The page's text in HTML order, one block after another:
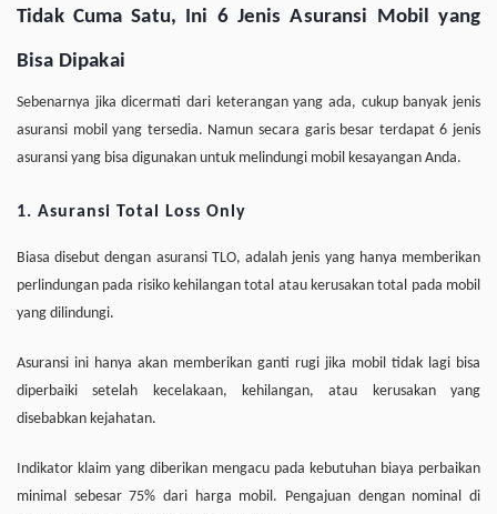
Tidak Cuma Satu, Ini 6 Jenis Asuransi Mobil yang
Bisa Dipakai
Sebenarnya jika dicermati dari keterangan yang ada, cukup banyak jenis
asuransi mobil yang tersedia. Namun secara garis besar terdapat 6 jenis
asuransi yang bisa digunakan untuk melindungi mobil kesayangan Anda.
1. Asuransi Total Loss Only
Biasa disebut dengan asuransi TLO, adalah jenis yang hanya memberikan
perlindungan pada risiko kehilangan total atau kerusakan total pada mobil
yang dilindungi.
Asuransi ini hanya akan memberikan ganti rugi jika mobil tidak lagi bisa
diperbaiki setelah kecelakaan, kehilangan, atau kerusakan yang
disebabkan kejahatan.
Indikator klaim yang diberikan mengacu pada kebutuhan biaya perbaikan
minimal sebesar 75% dari harga mobil. Pengajuan dengan nominal di